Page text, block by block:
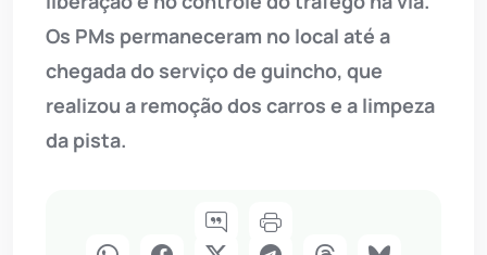
Os PMs permaneceram no local até a
chegada do serviço de guincho, que
realizou a remoção dos carros e a limpeza
da pista.